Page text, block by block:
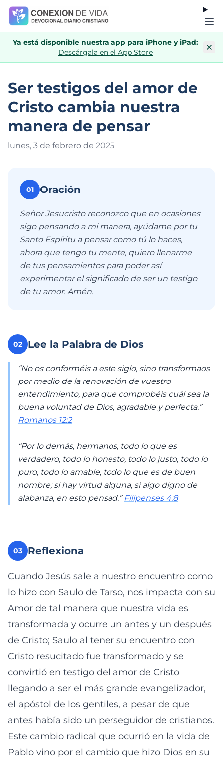
Ya está disponible nuestra app para iPhone y iPad:
Descárgala en el App Store
Ser testigos del amor de
Cristo cambia nuestra
manera de pensar
lunes, 3 de febrero de 2025
01 Oración
Señor Jesucristo reconozco que en ocasiones
sigo pensando a mi manera, ayúdame por tu
Santo Espíritu a pensar como tú lo haces,
ahora que tengo tu mente, quiero llenarme
de tus pensamientos para poder así
experimentar el significado de ser un testigo
de tu amor. Amén.
02 Lee la Palabra de Dios
“No os conforméis a este siglo, sino transformaos
por medio de la renovación de vuestro
entendimiento, para que comprobéis cuál sea la
buena voluntad de Dios, agradable y perfecta.”
Romanos 12:2
“Por lo demás, hermanos, todo lo que es
verdadero, todo lo honesto, todo lo justo, todo lo
puro, todo lo amable, todo lo que es de buen
nombre; si hay virtud alguna, si algo digno de
alabanza, en esto pensad.” Filipenses 4:8
03 Reflexiona
Cuando Jesús sale a nuestro encuentro como
lo hizo con Saulo de Tarso, nos impacta con su
Amor de tal manera que nuestra vida es
transformada y ocurre un antes y un después
de Cristo; Saulo al tener su encuentro con
Cristo resucitado fue transformado y se
convirtió en testigo del amor de Cristo
llegando a ser el más grande evangelizador,
el apóstol de los gentiles, a pesar de que
antes había sido un perseguidor de cristianos.
Este cambio radical que ocurrió en la vida de
Pablo vino por el cambio que hizo Dios en su